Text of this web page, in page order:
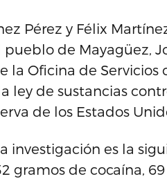
Pérez y Félix
de Mayagüez,
la Oficina de Servicios
ley de sustancias
de los Estados
investigación es la
gramos de cocaína,